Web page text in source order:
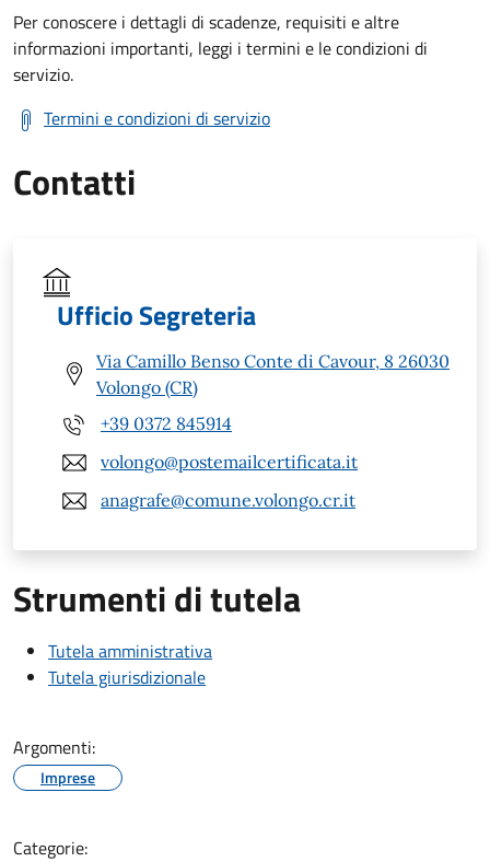
Per conoscere i dettagli di scadenze, requisiti e altre
informazioni importanti, leggi i termini e le condizioni di
servizio.
Termini e condizioni di servizio
Contatti
Ufficio Segreteria
Via Camillo Benso Conte di Cavour, 8 26030
Volongo (CR)
+39 0372 845914
volongo@postemailcertificata.it
anagrafe@comune.volongo.cr.it
Strumenti di tutela
Tutela amministrativa
Tutela giurisdizionale
Argomenti:
Imprese
Categorie: